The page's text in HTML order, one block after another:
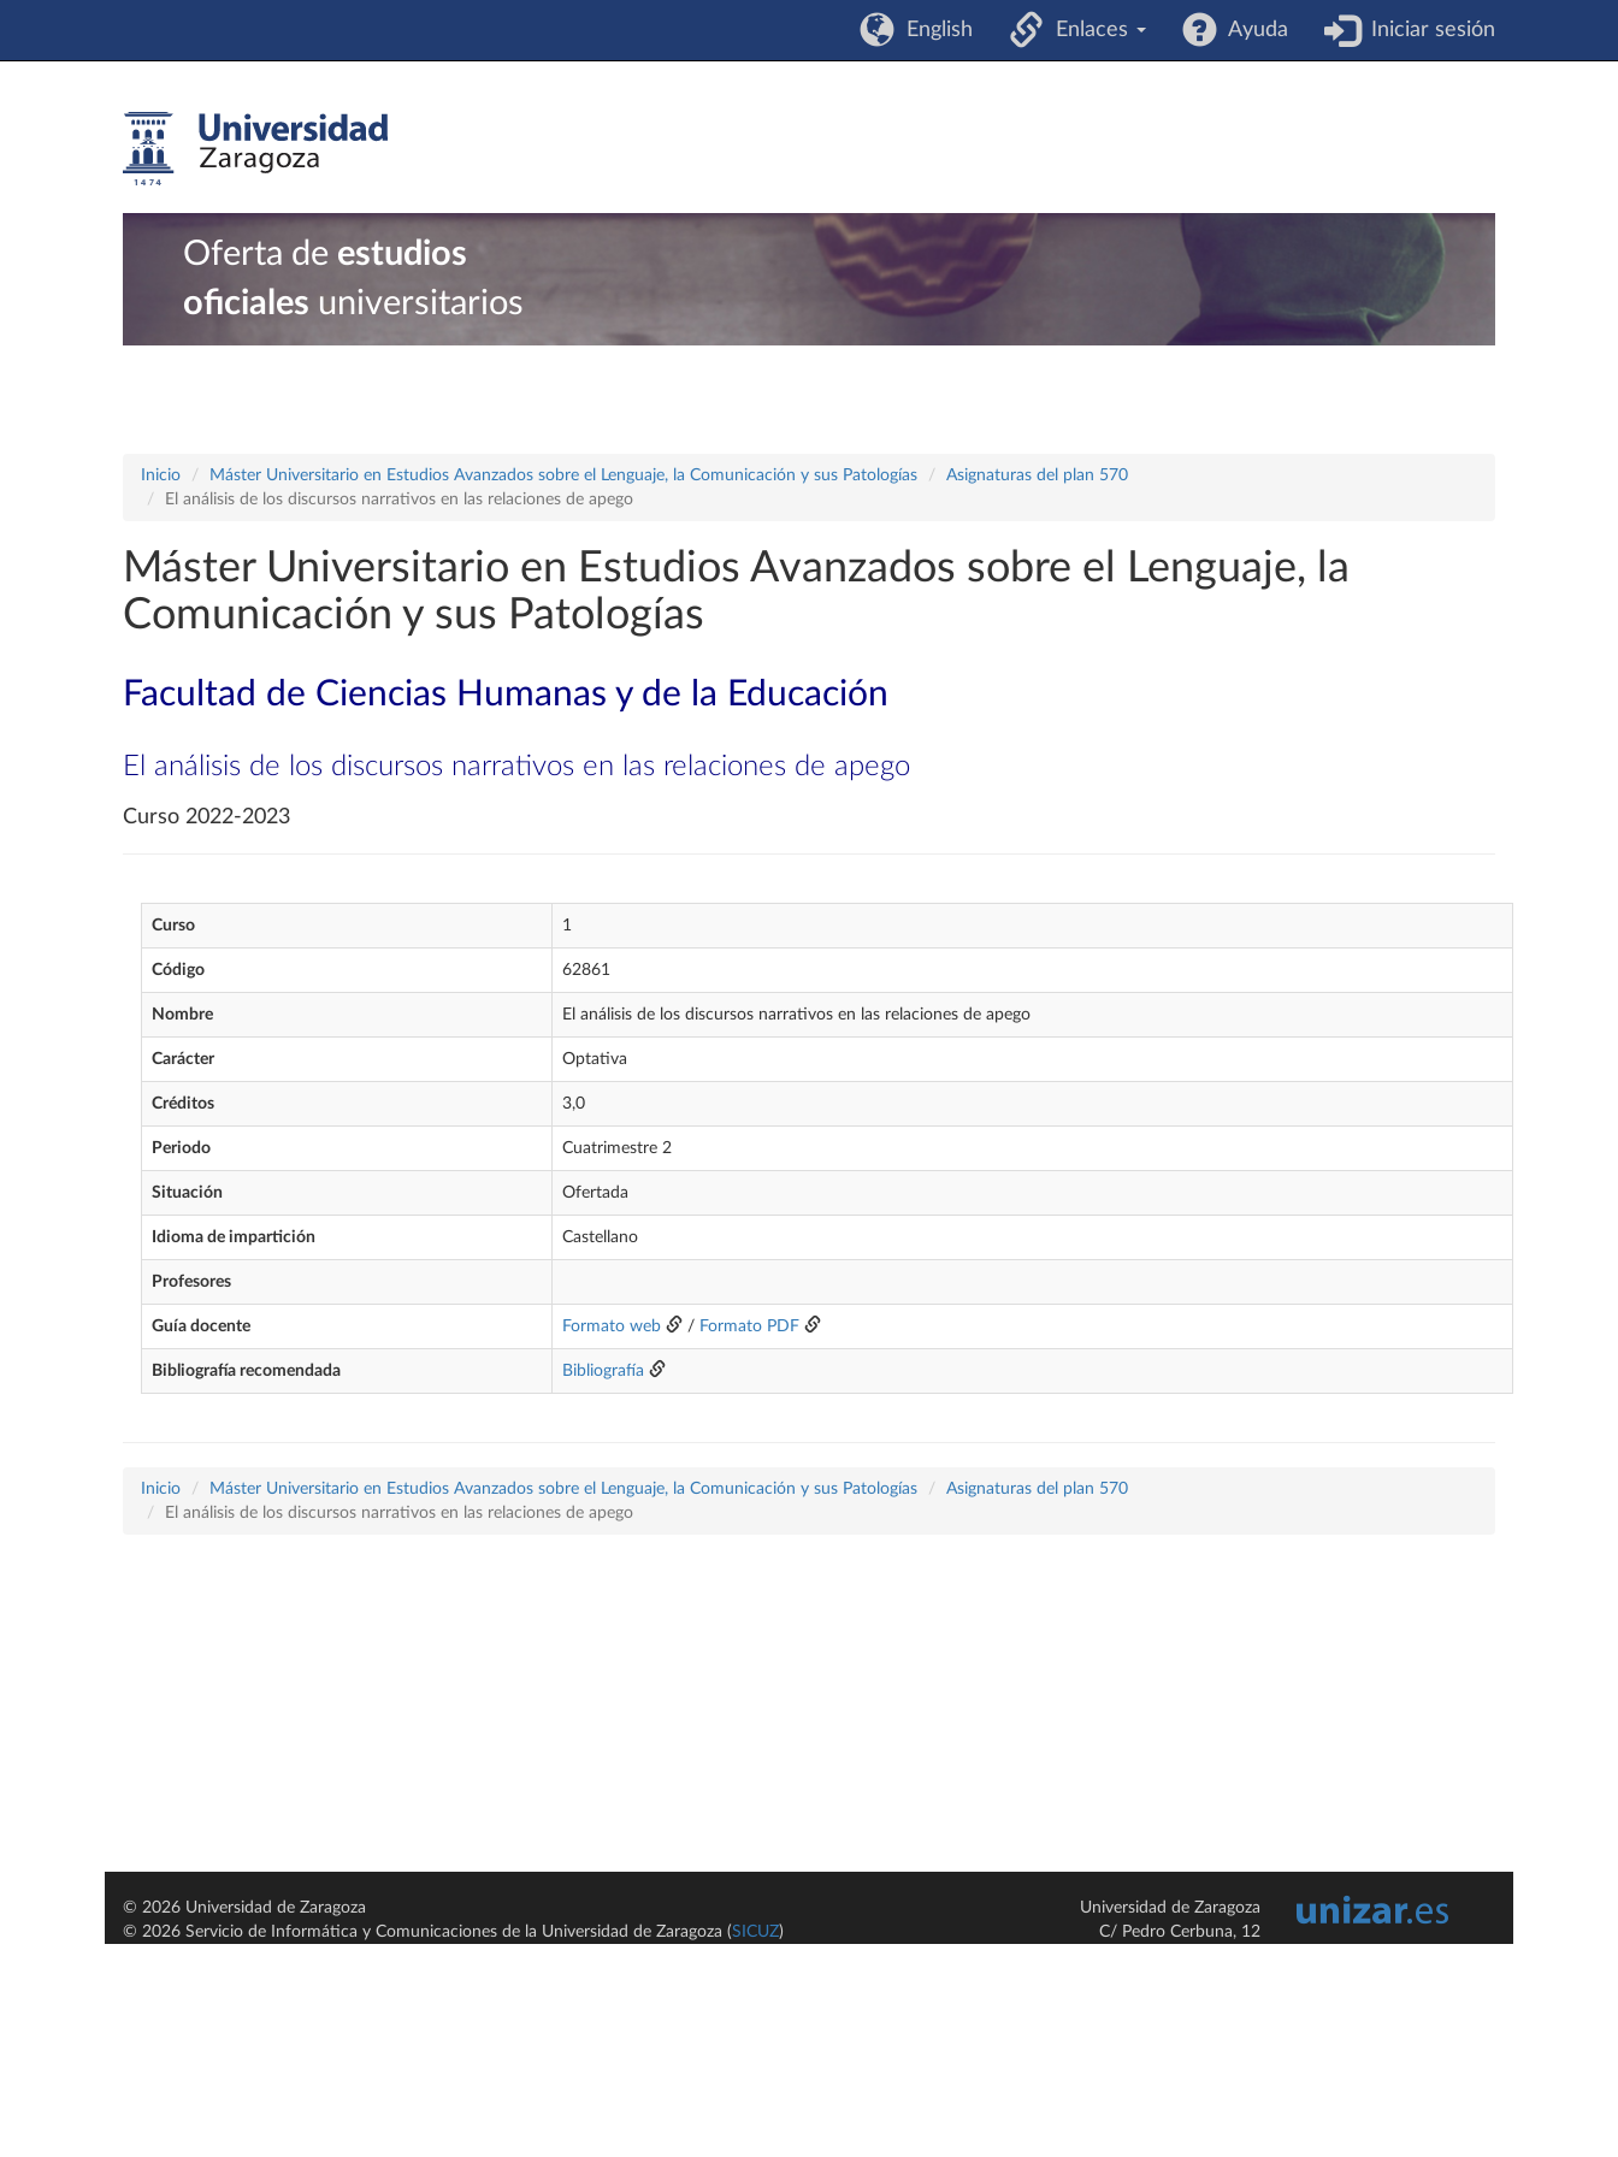
English Enlaces Ayuda Iniciar sesión
Oferta de estudios
oficiales universitarios
Inicio Máster Universitario en Estudios Avanzados sobre el Lenguaje, la Comunicación y sus Patologías
Asignaturas del plan 570
El análisis de los discursos narrativos en las relaciones de apego
Máster Universitario en Estudios Avanzados sobre el Lenguaje, la
Comunicación y sus Patologías
Facultad de Ciencias Humanas y de la Educación
El análisis de los discursos narrativos en las relaciones de apego
Curso 2022-2023
Curso 1
Código 62861
Nombre El análisis de los discursos narrativos en las relaciones de apego
Carácter Optativa
Créditos 3,0
Periodo Cuatrimestre 2
Situación Ofertada
Idioma de impartición Castellano
Profesores
Guía docente Formato web / Formato PDF
Bibliografía recomendada Bibliografía
Inicio Máster Universitario en Estudios Avanzados sobre el Lenguaje, la Comunicación y sus Patologías
Asignaturas del plan 570
El análisis de los discursos narrativos en las relaciones de apego
© 2026 Universidad de Zaragoza
© 2026 Servicio de Informática y Comunicaciones de la Universidad de Zaragoza (SICUZ)
Universidad de Zaragoza
C/ Pedro Cerbuna, 12